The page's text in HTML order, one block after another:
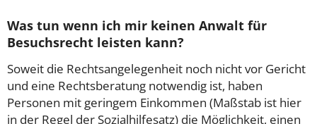
Was tun wenn ich mir keinen Anwalt für
Besuchsrecht leisten kann?
Soweit die Rechtsangelegenheit noch nicht vor Gericht
und eine Rechtsberatung notwendig ist, haben
Personen mit geringem Einkommen (Maßstab ist hier
in der Regel der Sozialhilfesatz) die Möglichkeit, einen